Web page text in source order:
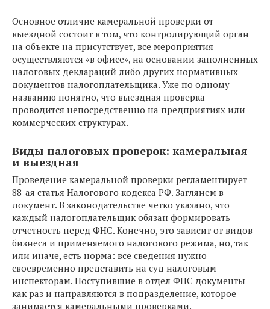
Основное отличие камеральной проверки от
выездной состоит в том, что контролирующий орган
на объекте на присутствует, все мероприятия
осуществляются «в офисе», на основании заполненных
налоговых деклараций либо других нормативных
документов налогоплательщика. Уже по одному
названию понятно, что выездная проверка
проводится непосредственно на предприятиях или
коммерческих структурах.
Виды налоговых проверок: камеральная
и выездная
Проведение камеральной проверки регламентирует
88-ая статья Налогового кодекса РФ. Заглянем в
документ. В законодательстве четко указано, что
каждый налогоплательщик обязан формировать
отчетность перед ФНС. Конечно, это зависит от видов
бизнеса и применяемого налогового режима, но, так
или иначе, есть норма: все сведения нужно
своевременно представить на суд налоговым
инспекторам. Поступившие в отдел ФНС документы
как раз и направляются в подразделение, которое
занимается камеральными проверками.